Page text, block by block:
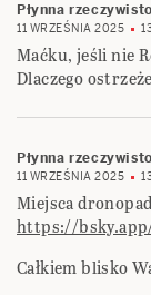
Płynna
11 WRZEŚNIA 2025
Maćku, jeśli nie
Dlaczego
Płynna
11 WRZEŚNIA 2025
Miejsca
https://
Całkiem blisko